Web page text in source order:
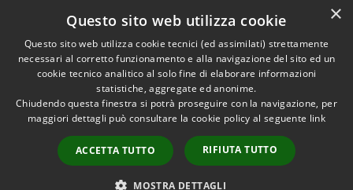
Dichiarazione di accessibilità
RSS
Accessibilità
Copyright © 2026 • Comune di
Montappone • Powered by
Municipium•
Accesso
redazione
×
Questo sito web utilizza cookie
Questo sito web utilizza cookie tecnici (ed assimilati) strettamente
necessari al corretto funzionamento e alla navigazione del sito ed un
cookie tecnico analitico al solo fine di elaborare informazioni
statistiche, aggregate ed anonime.
Chiudendo questa finestra si potrà proseguire con la navigazione, per
maggiori dettagli può consultare la cookie policy al seguente link
ACCETTA TUTTO RIFIUTA TUTTO
MOSTRA DETTAGLI